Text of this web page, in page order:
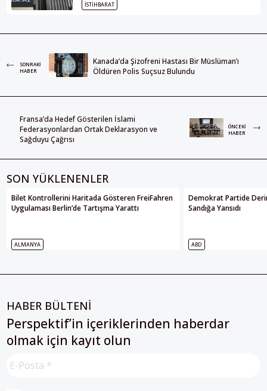
İSTIHBARAT
SONRAKI
HABER
Kanada’da Şizofreni Hastası Bir Müslüman’ı
Öldüren Polis Suçsuz Bulundu
Fransa’da Hedef Gösterilen İslami
Federasyonlardan Ortak Deklarasyon ve
Sağduyu Çağrısı
ÖNCEKI
HABER
SON YÜKLENENLER
Bilet Kontrollerini Haritada Gösteren FreiFahren
Uygulaması Berlin’de Tartışma Yarattı
ALMANYA
Demokrat Partide
Sandığa Yansıdı
ABD
HABER BÜLTENİ
Perspektif’in içeriklerinden haberdar
olmak için kayıt olun